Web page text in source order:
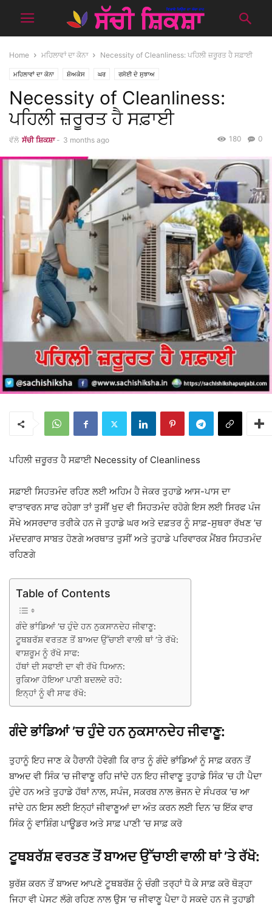
Home ਮਹਿਲਾਵਾਂ ਦਾ ਕੋਨਾ Necessity of Cleanliness: ਪਹਿਲੀ ਜ਼ਰੂਰਤ ਹੈ ਸਫ਼ਾਈ
ਮਹਿਲਾਵਾਂ ਦਾ ਕੋਨਾ ਸ਼ੋਅਕੇਸ ਘਰ ਰਸੋਈ ਦੇ ਸੁਝਾਅ
Necessity of Cleanliness:
ਪਹਿਲੀ ਜ਼ਰੂਰਤ ਹੈ ਸਫ਼ਾਈ
ਵੱਲੋ ਸੱਚੀ ਸ਼ਿਕਸ਼ਾ - 3 months ago 0
180
ਪਹਿਲੀ ਜ਼ਰੂਰਤ ਹੈ ਸਫ਼ਾਈ Necessity of Cleanliness
ਸਫ਼ਾਈ ਸਿਹਤਮੰਦ ਰਹਿਣ ਲਈ ਅਹਿਮ ਹੈ ਜੇਕਰ ਤੁਹਾਡੇ ਆਸ-ਪਾਸ ਦਾ
ਵਾਤਾਵਰਨ ਸਾਫ ਰਹੇਗਾ ਤਾਂ ਤੁਸੀਂ ਖੁਦ ਵੀ ਸਿਹਤਮੰਦ ਰਹੋਗੇ ਇਸ ਲਈ ਸਿਰਫ ਪੰਜ
ਸੌਖੇ ਅਸਰਦਾਰ ਤਰੀਕੇ ਹਨ ਜੋ ਤੁਹਾਡੇ ਘਰ ਅਤੇ ਦਫ਼ਤਰ ਨੂੰ ਸਾਫ਼-ਸੁਥਰਾ ਰੱਖਣ ’ਚ
ਮੱਦਦਗਾਰ ਸਾਬਤ ਹੋਣਗੇ ਅਰਥਾਤ ਤੁਸੀਂ ਅਤੇ ਤੁਹਾਡੇ ਪਰਿਵਾਰਕ ਮੈਂਬਰ ਸਿਹਤਮੰਦ
ਰਹਿਣਗੇ
Table of Contents
ਗੰਦੇ ਭਾਂਡਿਆਂ ’ਚ ਹੁੰਦੇ ਹਨ ਨੁਕਸਾਨਦੇਹ ਜੀਵਾਣੂ:
ਟੂਥਬਰੱਸ਼ ਵਰਤਣ ਤੋਂ ਬਾਅਦ ਉੱਚਾਈ ਵਾਲੀ ਥਾਂ ’ਤੇ ਰੱਖੋ:
ਵਾਸ਼ਰੂਮ ਨੂੰ ਰੱਖੋ ਸਾਫ:
ਹੱਥਾਂ ਦੀ ਸਫਾਈ ਦਾ ਵੀ ਰੱਖੋ ਧਿਆਨ:
ਰੁਕਿਆ ਹੋਇਆ ਪਾਣੀ ਬਦਲਦੇ ਰਹੋ:
ਇਨ੍ਹਾਂ ਨੂੰ ਵੀ ਸਾਫ ਰੱਖੋ:
ਗੰਦੇ ਭਾਂਡਿਆਂ ’ਚ ਹੁੰਦੇ ਹਨ ਨੁਕਸਾਨਦੇਹ ਜੀਵਾਣੂ:
ਤੁਹਾਨੂੰ ਇਹ ਜਾਣ ਕੇ ਹੈਰਾਨੀ ਹੋਵੇਗੀ ਕਿ ਰਾਤ ਨੂੰ ਗੰਦੇ ਭਾਂਡਿਆਂ ਨੂੰ ਸਾਫ਼ ਕਰਨ ਤੋਂ
ਬਾਅਦ ਵੀ ਸਿੰਕ ’ਚ ਜੀਵਾਣੂ ਰਹਿ ਜਾਂਦੇ ਹਨ ਇਹ ਜੀਵਾਣੂ ਤੁਹਾਡੇ ਸਿੰਕ ’ਚ ਹੀ ਪੈਦਾ
ਹੁੰਦੇ ਹਨ ਅਤੇ ਤੁਹਾਡੇ ਹੱਥਾਂ ਨਾਲ, ਸਪੰਜ, ਸਕਰਬ ਨਾਲ ਭੋਜਨ ਦੇ ਸੰਪਰਕ ’ਚ ਆ
ਜਾਂਦੇ ਹਨ ਇਸ ਲਈ ਇਨ੍ਹਾਂ ਜੀਵਾਣੂਆਂ ਦਾ ਅੰਤ ਕਰਨ ਲਈ ਦਿਨ ’ਚ ਇੱਕ ਵਾਰ
ਸਿੰਕ ਨੂੰ ਵਾਸ਼ਿੰਗ ਪਾਊਡਰ ਅਤੇ ਸਾਫ਼ ਪਾਣੀ ’ਚ ਸਾਫ਼ ਕਰੋ
ਟੂਥਬਰੱਸ਼ ਵਰਤਣ ਤੋਂ ਬਾਅਦ ਉੱਚਾਈ ਵਾਲੀ ਥਾਂ ’ਤੇ ਰੱਖੋ:
ਬੁਰੱਸ਼ ਕਰਨ ਤੋਂ ਬਾਅਦ ਆਪਣੇ ਟੂਥਬਰੱਸ਼ ਨੂੰ ਚੰਗੀ ਤਰ੍ਹਾਂ ਧੋ ਕੇ ਸਾਫ਼ ਕਰੋ ਥੋੜ੍ਹਾ
ਜਿਹਾ ਵੀ ਪੇਸਟ ਲੱਗੇ ਰਹਿਣ ਨਾਲ ਉਸ ’ਚ ਜੀਵਾਣੂ ਪੈਦਾ ਹੋ ਸਕਦੇ ਹਨ ਜੋ ਤੁਹਾਡੀ